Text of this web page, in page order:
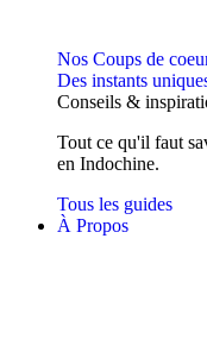
Nos Coups de
Des instants
Conseils &
Tout ce qu'il faut
en Indochine.
Tous les guides
À Propos